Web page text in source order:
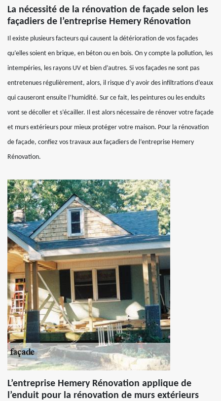
La nécessité de la rénovation de façade selon les
façadiers de l’entreprise Hemery Rénovation
Il existe plusieurs facteurs qui causent la détérioration de vos façades
qu’elles soient en brique, en béton ou en bois. On y compte la pollution, les
intempéries, les rayons UV et bien d’autres. Si vos façades ne sont pas
entretenues régulièrement, alors, il risque d’y avoir des infiltrations d’eaux
qui causeront ensuite l’humidité. Sur ce fait, les peintures ou les enduits
vont se décoller et s’écailler. Il est alors nécessaire de rénover votre façade
et murs extérieurs pour mieux protéger votre maison. Pour la rénovation
de façade, confiez vos travaux aux façadiers de l’entreprise Hemery
Rénovation.
L’entreprise Hemery Rénovation applique de
l’enduit pour la rénovation de murs extérieurs